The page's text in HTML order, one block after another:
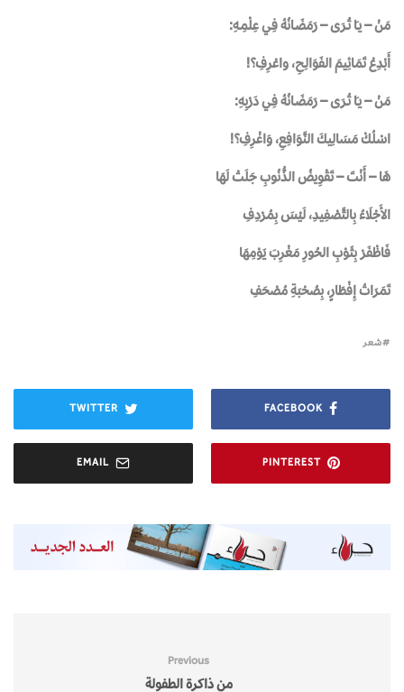
مَنْ – يـَا تُـرَى – رَمَضَـانُهُ فِـي عِلْمِـهِ:
أَبْدِعْ تَمَائِيمَ الفَوَالِـحِ، واعْرِفِ؟!
مَنْ – يـَا تُـرَى – رَمَضَـانُهُ فِـي دَرْبِهِ:
اسْلُكْ مَسَالِيكَ النَّوَافِعِ، وَاغْرِفِ؟!
هَا – أَنْتَ – تَقْوِيضُ الذُّنُوبِ جَلَتْ لَهَا
الأَجْلَاءُ بِالتَّصْفِيدِ، لَيْسَ بِمُرْدِفِ
فَاظْفَرْ بِثَوْبِ الحُورِ مَغْرِبَ يَوْمِهَا
تَمَرَاتُ إِفْطَارٍ، بِصُحْبَةِ مُصْحَفِ
شعر
FACEBOOK
TWITTER
PINTEREST
EMAIL
Previous
من ذاكرة الطفولة